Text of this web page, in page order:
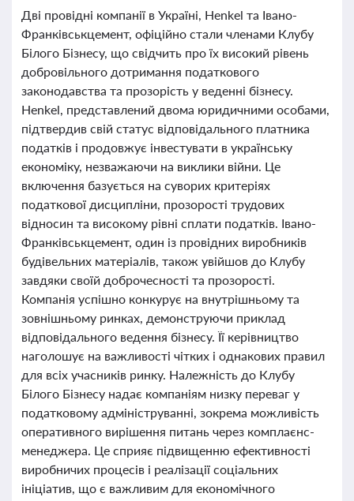
Дві провідні компанії в Україні, Henkel та Івано-
Франківськцемент, офіційно стали членами Клубу
Білого Бізнесу, що свідчить про їх високий рівень
добровільного дотримання податкового
законодавства та прозорість у веденні бізнесу.
Henkel, представлений двома юридичними особами,
підтвердив свій статус відповідального платника
податків і продовжує інвестувати в українську
економіку, незважаючи на виклики війни. Це
включення базується на суворих критеріях
податкової дисципліни, прозорості трудових
відносин та високому рівні сплати податків. Івано-
Франківськцемент, один із провідних виробників
будівельних матеріалів, також увійшов до Клубу
завдяки своїй доброчесності та прозорості.
Компанія успішно конкурує на внутрішньому та
зовнішньому ринках, демонструючи приклад
відповідального ведення бізнесу. Її керівництво
наголошує на важливості чітких і однакових правил
для всіх учасників ринку. Належність до Клубу
Білого Бізнесу надає компаніям низку переваг у
податковому адмініструванні, зокрема можливість
оперативного вирішення питань через комплаєнс-
менеджера. Це сприяє підвищенню ефективності
виробничих процесів і реалізації соціальних
ініціатив, що є важливим для економічного